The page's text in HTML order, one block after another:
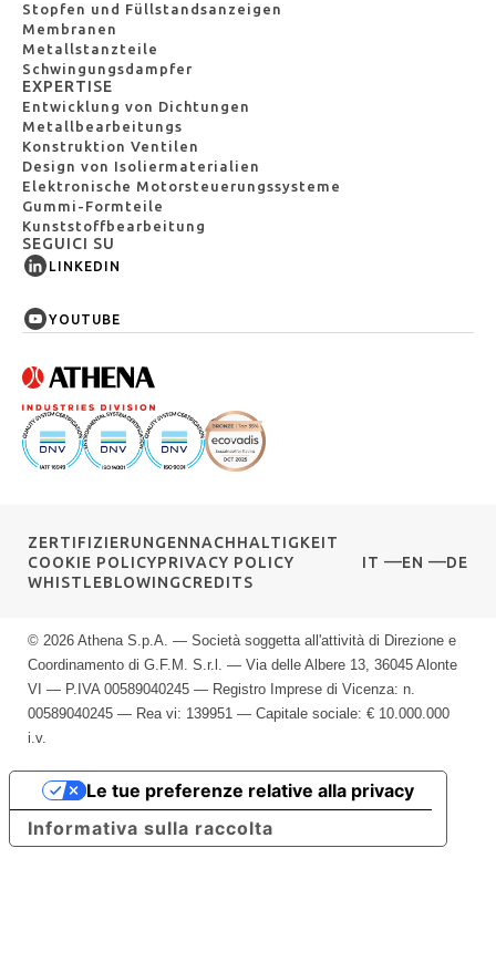
Stopfen und Füllstandsanzeigen
Membranen
Metallstanzteile
Schwingungsdampfer
EXPERTISE
Entwicklung von Dichtungen
Metallbearbeitungs
Konstruktion Ventilen
Design von Isoliermaterialien
Elektronische Motorsteuerungssysteme
Gummi-Formteile
Kunststoffbearbeitung
SEGUICI SU
LINKEDIN
YOUTUBE
ZERTIFIZIERUNGENNACHHALTIGKEIT
COOKIE POLICYPRIVACY POLICY
WHISTLEBLOWINGCREDITS
IT EN DE
© 2026 Athena S.p.A. — Società soggetta all'attività di Direzione e
Coordinamento di G.F.M. S.r.l. — Via delle Albere 13, 36045 Alonte
VI — P.IVA 00589040245 — Registro Imprese di Vicenza: n.
00589040245 — Rea vi: 139951 — Capitale sociale: € 10.000.000
i.v.
Informativa sulla raccolta
Le tue preferenze relative alla privacy